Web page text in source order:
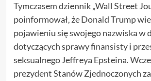
Tymczasem dziennik „Wall Street
poinformował, że Donald Trump
pojawieniu się swojego nazwiska w
dotyczących sprawy finansisty i
seksualnego Jeffreya Epsteina.
prezydent Stanów Zjednoczonych